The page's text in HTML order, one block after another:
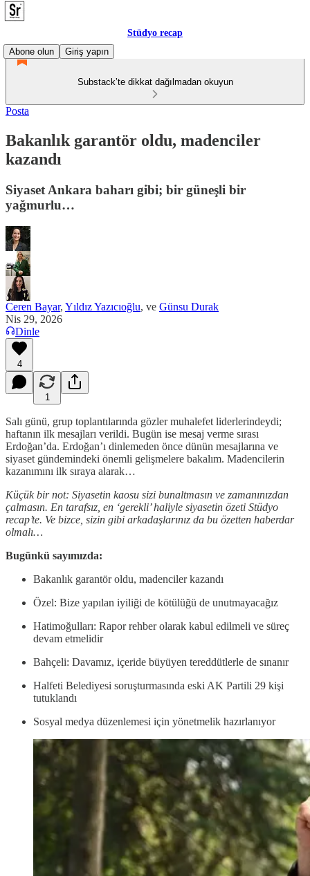
Stüdyo recap
Abone olun
Giriş yapın
Substack’te dikkat dağılmadan okuyun
Posta
Bakanlık garantör oldu, madenciler
kazandı
Siyaset Ankara baharı gibi; bir güneşli bir
yağmurlu…
Ceren Bayar, Yıldız Yazıcıoğlu, ve Günsu Durak
Nis 29, 2026
Dinle
4
1
Salı günü, grup toplantılarında gözler muhalefet liderlerindeydi;
haftanın ilk mesajları verildi. Bugün ise mesaj verme sırası
Erdoğan’da. Erdoğan’ı dinlemeden önce dünün mesajlarına ve
siyaset gündemindeki önemli gelişmelere bakalım. Madencilerin
kazanımını ilk sıraya alarak…
Küçük bir not: Siyasetin kaosu sizi bunaltmasın ve zamanınızdan
çalmasın. En tarafsız, en ‘gerekli’ haliyle siyasetin özeti Stüdyo
recap’te. Ve bizce, sizin gibi arkadaşlarınız da bu özetten haberdar
olmalı…
Bugünkü sayımızda:
Bakanlık garantör oldu, madenciler kazandı
Özel: Bize yapılan iyiliği de kötülüğü de unutmayacağız
Hatimoğulları: Rapor rehber olarak kabul edilmeli ve süreç
devam etmelidir
Bahçeli: Davamız, içeride büyüyen tereddütlerle de sınanır
Halfeti Belediyesi soruşturmasında eski AK Partili 29 kişi
tutuklandı
Sosyal medya düzenlemesi için yönetmelik hazırlanıyor